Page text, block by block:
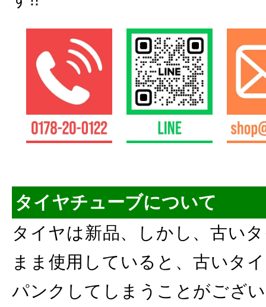
タイヤチューブについて
タイヤは新品、しかし、古い
まま使用していると、古いタ
パンクしてしまうことがござ